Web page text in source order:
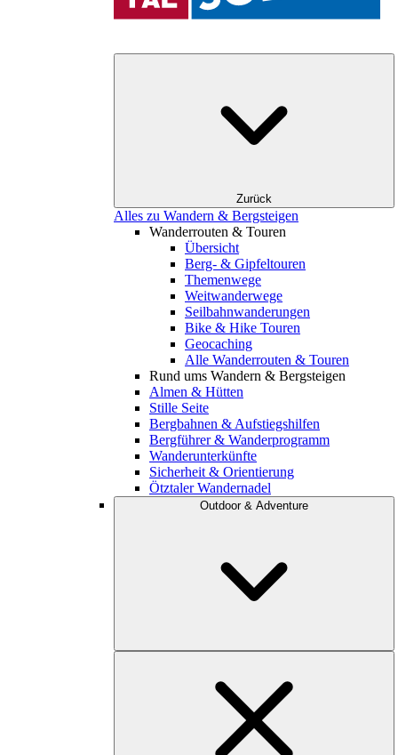
Zurück
Alles zu Wandern & Bergsteigen
Wanderrouten & Touren
Übersicht
Berg- & Gipfeltouren
Themenwege
Weitwanderwege
Seilbahnwanderungen
Bike & Hike Touren
Geocaching
Alle Wanderrouten & Touren
Rund ums Wandern & Bergsteigen
Almen & Hütten
Stille Seite
Bergbahnen & Aufstiegshilfen
Bergführer & Wanderprogramm
Wanderunterkünfte
Sicherheit & Orientierung
Ötztaler Wandernadel
Outdoor & Adventure